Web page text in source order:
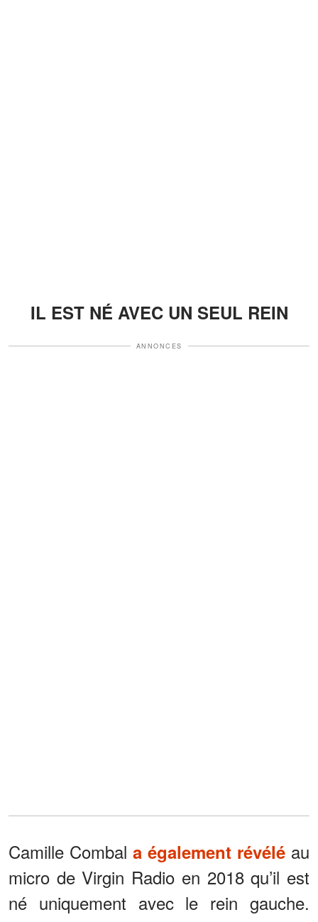
IL EST NÉ AVEC UN SEUL REIN
ANNONCES
Camille Combal a également révélé au
micro de Virgin Radio en 2018 qu’il est
né uniquement avec le rein gauche.